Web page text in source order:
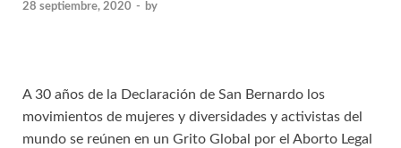
28 septiembre, 2020 - by
A 30 años de la Declaración de San Bernardo los
movimientos de mujeres y diversidades y activistas del
mundo se reúnen en un Grito Global por el Aborto Legal